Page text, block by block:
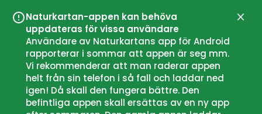
Naturkartan-appen kan behöva
uppdateras för vissa användare
Användare av Naturkartans app för Android
rapporterar i sommar att appen är seg mm.
Vi rekommenderar att man raderar appen
helt från sin telefon i så fall och laddar ned
igen! Då skall den fungera bättre. Den
befintliga appen skall ersättas av en ny app